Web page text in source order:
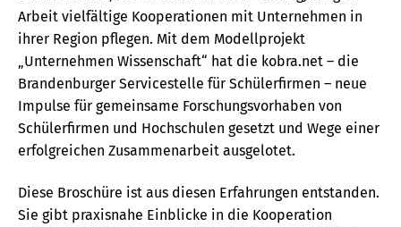
Arbeit vielfältige Kooperationen mit Unternehmen in
ihrer Region pflegen. Mit dem Modellprojekt
„Unternehmen Wissenschaft“ hat die kobra.net – die
Brandenburger Servicestelle für Schülerfirmen – neue
Impulse für gemeinsame Forschungsvorhaben von
Schülerfirmen und Hochschulen gesetzt und Wege einer
erfolgreichen Zusammenarbeit ausgelotet.
Diese Broschüre ist aus diesen Erfahrungen entstanden.
Sie gibt praxisnahe Einblicke in die Kooperation